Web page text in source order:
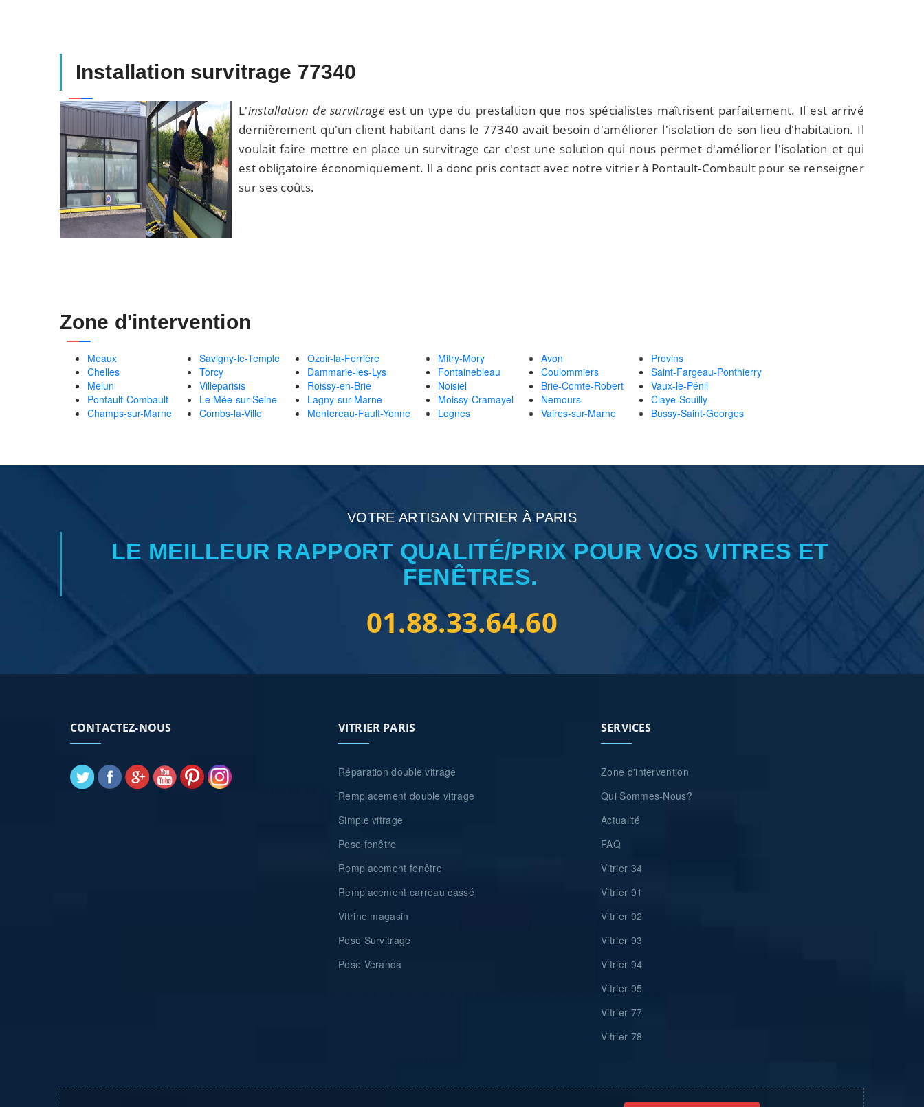
Installation survitrage 77340
L'installation de survitrage est un type du prestaltion que nos spécialistes maîtrisent parfaitement. Il est arrivé
dernièrement qu'un client habitant dans le 77340 avait besoin d'améliorer l'isolation de son lieu d'habitation. Il
voulait faire mettre en place un survitrage car c'est une solution qui nous permet d'améliorer l'isolation et qui
est obligatoire économiquement. Il a donc pris contact avec notre vitrier à Pontault-Combault pour se renseigner
sur ses coûts.
Zone d'intervention
Meaux
Chelles
Melun
Pontault-Combault
Champs-sur-Marne
Savigny-le-Temple
Torcy
Villeparisis
Le Mée-sur-Seine
Combs-la-Ville
Ozoir-la-Ferrière
Dammarie-les-Lys
Roissy-en-Brie
Lagny-sur-Marne
Montereau-Fault-Yonne
Mitry-Mory
Fontainebleau
Noisiel
Moissy-Cramayel
Lognes
Avon
Coulommiers
Brie-Comte-Robert
Nemours
Vaires-sur-Marne
Provins
Saint-Fargeau-Ponthierry
Vaux-le-Pénil
Claye-Souilly
Bussy-Saint-Georges
VOTRE ARTISAN VITRIER À PARIS
LE MEILLEUR RAPPORT QUALITÉ/PRIX POUR VOS VITRES ET
FENÊTRES.
01.88.33.64.60
CONTACTEZ-NOUS VITRIER PARIS
Réparation double vitrage
Remplacement double vitrage
Simple vitrage
Pose fenêtre
Remplacement fenêtre
Remplacement carreau cassé
Vitrine magasin
Pose Survitrage
Pose Véranda
SERVICES
Zone d'intervention
Qui Sommes-Nous?
Actualité
FAQ
Vitrier 34
Vitrier 91
Vitrier 92
Vitrier 93
Vitrier 94
Vitrier 95
Vitrier 77
Vitrier 78